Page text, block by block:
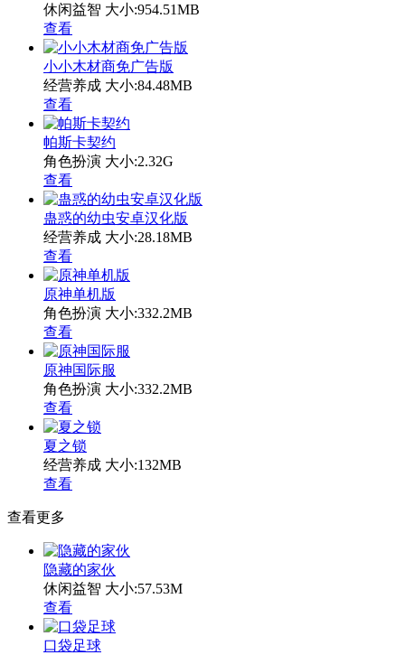
休闲益智 大小:954.51MB
查看
小小木材商免广告版
经营养成 大小:84.48MB
查看
帕斯卡契约
角色扮演 大小:2.32G
查看
蛊惑的幼虫安卓汉化版
经营养成 大小:28.18MB
查看
原神单机版
角色扮演 大小:332.2MB
查看
原神国际服
角色扮演 大小:332.2MB
查看
夏之锁
经营养成 大小:132MB
查看
查看更多
隐藏的家伙
休闲益智 大小:57.53M
查看
口袋足球